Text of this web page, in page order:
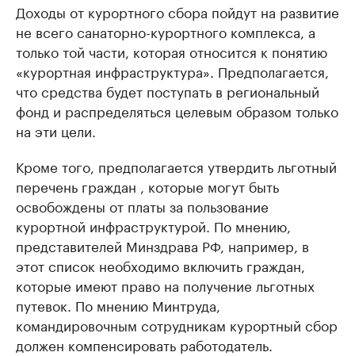
Доходы от курортного сбора пойдут на развитие
не всего санаторно-курортного комплекса, а
только той части, которая относится к понятию
«курортная инфраструктура». Предполагается,
что средства будет поступать в региональный
фонд и распределяться целевым образом только
на эти цели.
Кроме того, предполагается утвердить льготный
перечень граждан , которые могут быть
освобождены от платы за пользование
курортной инфраструктурой. По мнению,
представителей Минздрава РФ, например, в
этот список необходимо включить граждан,
которые имеют право на получение льготных
путевок. По мнению Минтруда,
командировочным сотрудникам курортный сбор
должен компенсировать работодатель.